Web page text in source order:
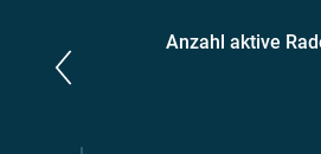
Anzahl aktive